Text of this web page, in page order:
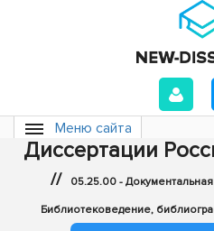
Меню сайта
Диссертации
// 05.25.00 -
Библиотековедение,